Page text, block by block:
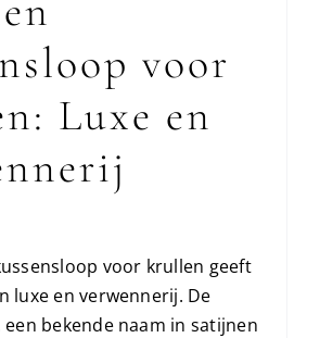
voor
Luxe en
voor krullen geeft
luxe en verwennerij. De
een bekende naam in satijnen